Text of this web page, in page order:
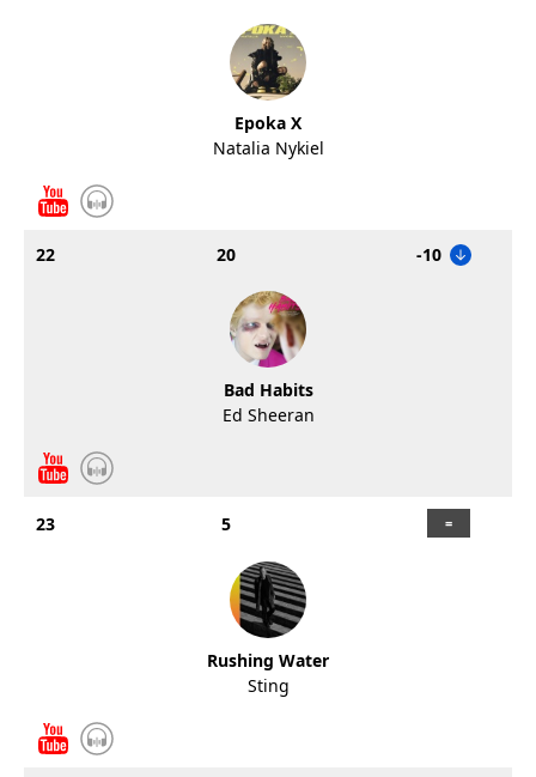
Epoka X
Natalia Nykiel
22 20 -10
Bad Habits
Ed Sheeran
23 5
Rushing Water
Sting